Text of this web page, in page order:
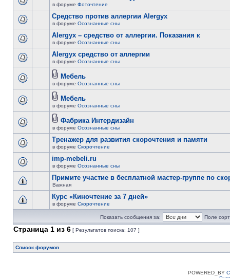
в форуме Фоточтение
Cредство против аллергии Alergyx
в форуме Осознанные сны
Alergyx – средство от аллергии. Показания к
в форуме Осознанные сны
Alergyx средство от аллергии
в форуме Осознанные сны
Мебель
в форуме Осознанные сны
Мебель
в форуме Осознанные сны
Фабрика Интердизайн
в форуме Осознанные сны
Тренажер для развития скорочтения и памяти
в форуме Скорочтение
imp-mebeli.ru
в форуме Осознанные сны
Примите участие в бесплатной мастер-группе по
Важная
Курс «Киночтение за 7 дней»
в форуме Скорочтение
Показать сообщения за: Поле
Страница 1 из 6 [ Результатов поиска: 107 ]
Список форумов
POWERED_BY